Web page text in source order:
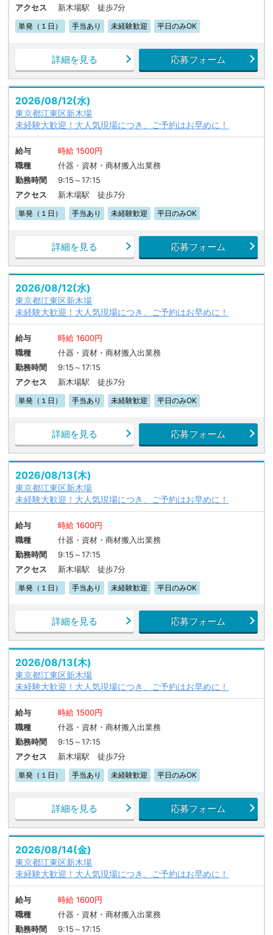
アクセス 新木場駅 徒歩7分
単発（１日） 手当あり 未経験歓迎 平日のみOK
詳細を見る 応募フォーム
2026/08/12(水)
東京都江東区新木場
未経験大歓迎！大人気現場につき、ご予約はお早めに！
給与
時給 1500円
職種
什器・資材・商材搬入出業務
勤務時間
9:15～17:15
アクセス
新木場駅 徒歩7分
単発（１日） 手当あり 未経験歓迎 平日のみOK
詳細を見る 応募フォーム
2026/08/12(水)
東京都江東区新木場
未経験大歓迎！大人気現場につき、ご予約はお早めに！
給与
時給 1600円
職種
什器・資材・商材搬入出業務
勤務時間
9:15～17:15
アクセス
新木場駅 徒歩7分
単発（１日） 手当あり 未経験歓迎 平日のみOK
詳細を見る 応募フォーム
2026/08/13(木)
東京都江東区新木場
未経験大歓迎！大人気現場につき、ご予約はお早めに！
給与
時給 1600円
職種
什器・資材・商材搬入出業務
勤務時間
9:15～17:15
アクセス
新木場駅 徒歩7分
単発（１日） 手当あり 未経験歓迎 平日のみOK
詳細を見る 応募フォーム
2026/08/13(木)
東京都江東区新木場
未経験大歓迎！大人気現場につき、ご予約はお早めに！
給与
時給 1500円
職種
什器・資材・商材搬入出業務
勤務時間
9:15～17:15
アクセス
新木場駅 徒歩7分
単発（１日） 手当あり 未経験歓迎 平日のみOK
詳細を見る 応募フォーム
2026/08/14(金)
東京都江東区新木場
未経験大歓迎！大人気現場につき、ご予約はお早めに！
給与
時給 1600円
職種
什器・資材・商材搬入出業務
勤務時間
9:15～17:15